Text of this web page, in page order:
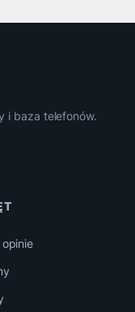
i baza telefonów.